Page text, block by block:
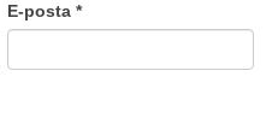
E-posta*